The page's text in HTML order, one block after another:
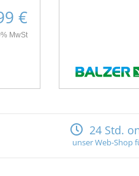
€
MwSt
24 Std.
unser Web-Shop